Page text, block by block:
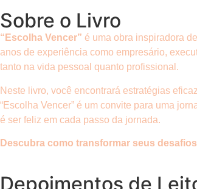
Sobre o Livro
“Escolha Vencer” é uma obra inspiradora
anos de experiência como empresário,
tanto na vida pessoal quanto profissional.
Neste livro, você encontrará estratégias
“Escolha Vencer” é um convite para uma
é ser feliz em cada passo da jornada.
Descubra como transformar seus
Depoimentos de